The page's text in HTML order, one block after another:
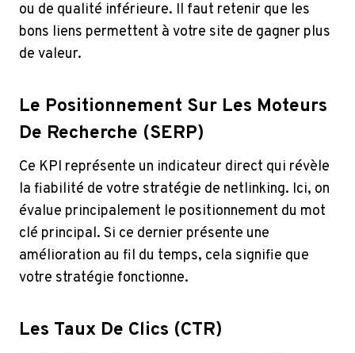
ou de qualité inférieure. Il faut retenir que les
bons liens permettent à votre site de gagner plus
de valeur.
Le Positionnement Sur Les Moteurs
De Recherche (SERP)
Ce KPI représente un indicateur direct qui révèle
la fiabilité de votre stratégie de netlinking. Ici, on
évalue principalement le positionnement du mot
clé principal. Si ce dernier présente une
amélioration au fil du temps, cela signifie que
votre stratégie fonctionne.
Les Taux De Clics (CTR)